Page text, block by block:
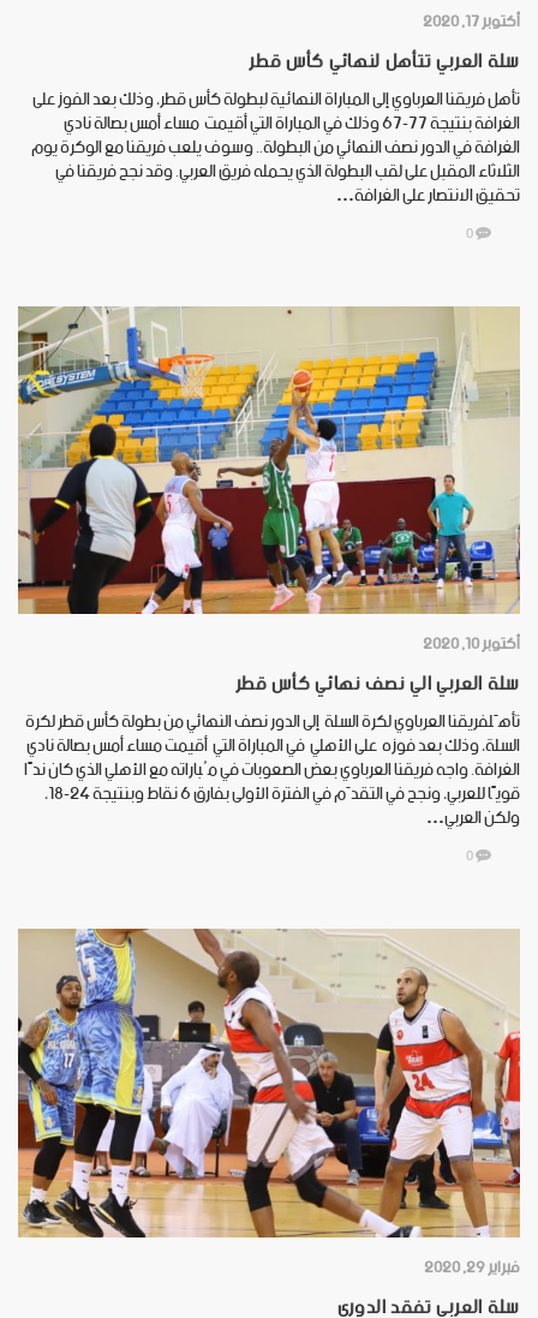
أكتوبر 17, 2020
سلة العربي تتأهل لنهائي كأس قطر
تأهل فريقنا العرباوي إلى المباراة النهائية لبطولة كأس قطر، وذلك بعد الفوز على
الغرافة بنتيجة 77-67 وذلك في المباراة التي أقيمت مساء أمس بصالة نادي
الغرافة في الدور نصف النهائي من البطولة.. وسوف يلعب فريقنا مع الوكرة يوم
الثلاثاء المقبل على لقب البطولة الذي يحمله فريق العربي. وقد نجح فريقنا في
تحقيق الانتصار على الغرافة…
0
أكتوبر 10, 2020
سلة العربي الي نصف نهائي كأس قطر
تأهّلفريقنا العرباوي لكرة السلة إلى الدور نصف النهائي من بطولة كأس قطر لكرة
السلة، وذلك بعد فوزه على الأهلي في المباراة التي أقيمت مساء أمس بصالة نادي
الغرافة. واجه فريقنا العرباوي بعض الصعوبات في مُباراته مع الأهلي الذي كان ندًا
قويًا للعربي، ونجح في التقدّم في الفترة الأولى بفارق 6 نقاط وبنتيجة 24-18،
ولكن العربي…
0
فبراير 29, 2020
سلة العربي تفقد الدوري